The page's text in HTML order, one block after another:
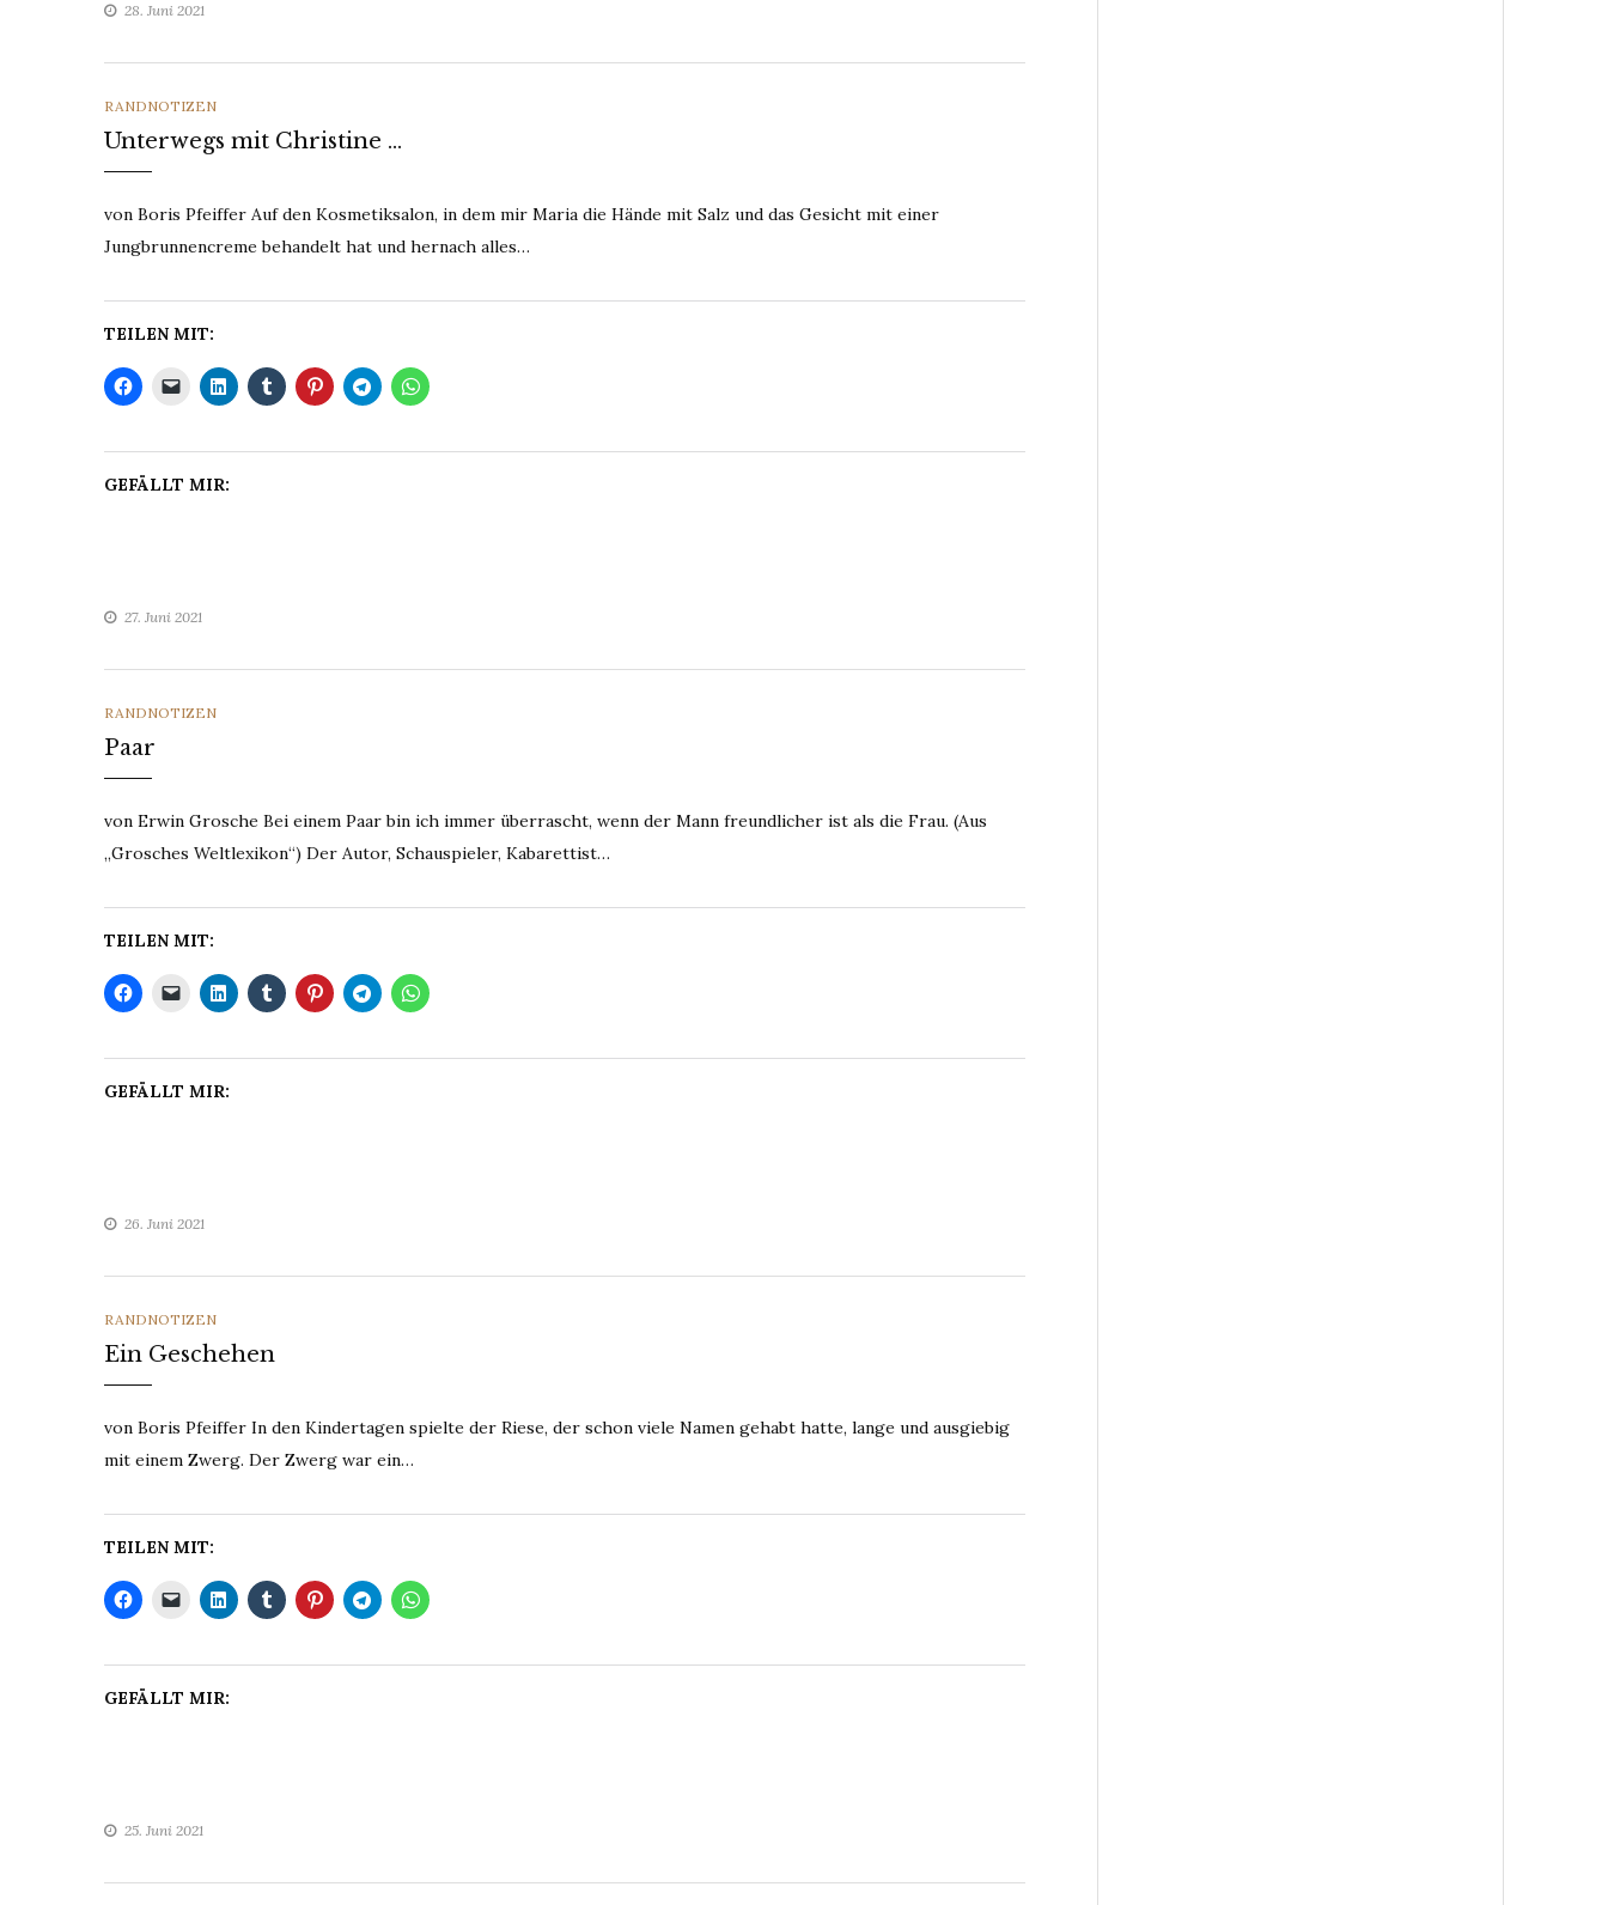
28. Juni 2021
CATEGORIES
RANDNOTIZEN
Unterwegs mit Christine …
von Boris Pfeiffer Auf den Kosmetiksalon, in dem mir Maria die Hände mit Salz und das Gesicht mit einer
Jungbrunnencreme behandelt hat und hernach alles…
TEILEN MIT:
GEFÄLLT MIR:
27. Juni 2021
CATEGORIES
RANDNOTIZEN
Paar
von Erwin Grosche Bei einem Paar bin ich immer überrascht, wenn der Mann freundlicher ist als die Frau. (Aus
„Grosches Weltlexikon“) Der Autor, Schauspieler, Kabarettist…
TEILEN MIT:
GEFÄLLT MIR:
26. Juni 2021
CATEGORIES
RANDNOTIZEN
Ein Geschehen
von Boris Pfeiffer In den Kindertagen spielte der Riese, der schon viele Namen gehabt hatte, lange und ausgiebig
mit einem Zwerg. Der Zwerg war ein…
TEILEN MIT:
GEFÄLLT MIR:
25. Juni 2021